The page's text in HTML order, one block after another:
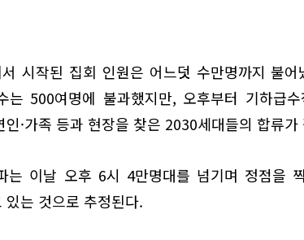
서 시작된 집회 인원은 어느덧 수만명까지 불
는 500여명에 불과했지만, 오후부터 기하급
인·가족 등과 현장을 찾은 2030세대들의 합류가
는 이날 오후 6시 4만명대를 넘기며 정점을
있는 것으로 추정된다.